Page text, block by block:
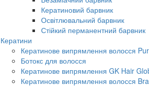
Кератиновий барвник
Освітлювальний барвник
Стійкий перманентний барвник
Кератини
Кератинове випрямлення волосся
Ботокс для волосся
Кератинове випрямлення GK Hair
Кератинове випрямлення волосся